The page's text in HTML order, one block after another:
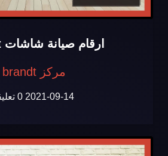
ارقام صيانة شاشات brandt
مركز brandt
2021-09-14 0 تعليقات